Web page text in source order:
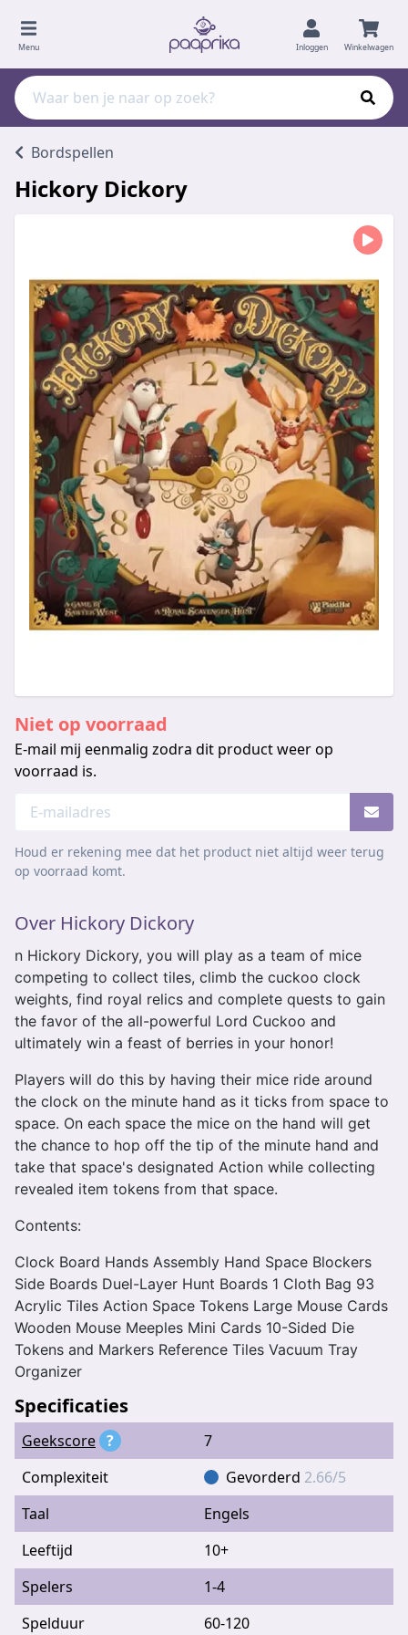
Menu Inloggen Winkelwagen
Bordspellen
Hickory Dickory
Niet op voorraad
E-mail mij eenmalig zodra dit product weer op
voorraad is.
Houd er rekening mee dat het product niet altijd weer terug
op voorraad komt.
Over Hickory Dickory
n Hickory Dickory, you will play as a team of mice
competing to collect tiles, climb the cuckoo clock
weights, find royal relics and complete quests to gain
the favor of the all-powerful Lord Cuckoo and
ultimately win a feast of berries in your honor!
Players will do this by having their mice ride around
the clock on the minute hand as it ticks from space to
space. On each space the mice on the hand will get
the chance to hop off the tip of the minute hand and
take that space's designated Action while collecting
revealed item tokens from that space.
Contents:
Clock Board Hands Assembly Hand Space Blockers
Side Boards Duel-Layer Hunt Boards 1 Cloth Bag 93
Acrylic Tiles Action Space Tokens Large Mouse Cards
Wooden Mouse Meeples Mini Cards 10-Sided Die
Tokens and Markers Reference Tiles Vacuum Tray
Organizer
Specificaties
Geekscore ?
7
Complexiteit
Gevorderd 2.66/5
Taal
Engels
Leeftijd
10+
Spelers
1-4
Spelduur
60-120